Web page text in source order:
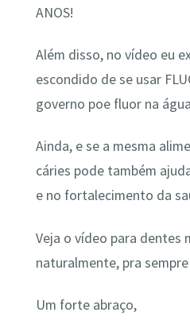
ANOS!
Além disso, no vídeo eu
escondido de se usar
governo poe fluor na
Ainda, e se a mesma
cáries pode também
e no fortalecimento da
Veja o vídeo para dentes
naturalmente, pra sempre
Um forte abraço,